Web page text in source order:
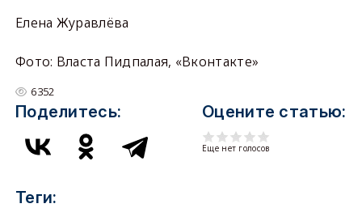
Елена Журавлёва
Фото: Власта Пидпалая, «Вконтакте»
6352
Поделитесь: Оцените статью:
Еще нет голосов
Теги: